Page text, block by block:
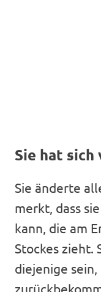
Sie hat
Sie änderte
merkt, dass
kann, die am
Stockes zieht.
diejenige